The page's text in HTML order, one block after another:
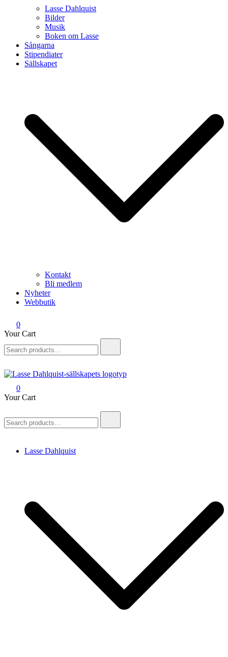
Lasse Dahlquist
Bilder
Musik
Boken om Lasse
Sångarna
Stipendiater
Sällskapet
Kontakt
Bli medlem
Nyheter
Webbutik
0
Your Cart
for:
Lasse Dahlquist-sällskapet
Allt om Lasse Dahlquist – kompositör, musiker, artist, kåsör och
skådespelare
0
Your Cart
for:
Lasse Dahlquist